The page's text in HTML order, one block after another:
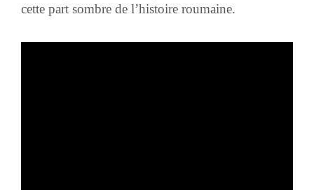
cette part sombre de l’histoire roumaine.